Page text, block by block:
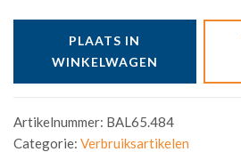
PLAATS IN
WINKELWAGEN
Artikelnummer: BAL65.484
Categorie: Verbruiksartikelen